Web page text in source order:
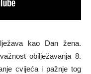
kao Dan žena.
obilježavanja 8.
cvijeća i pažnje tog